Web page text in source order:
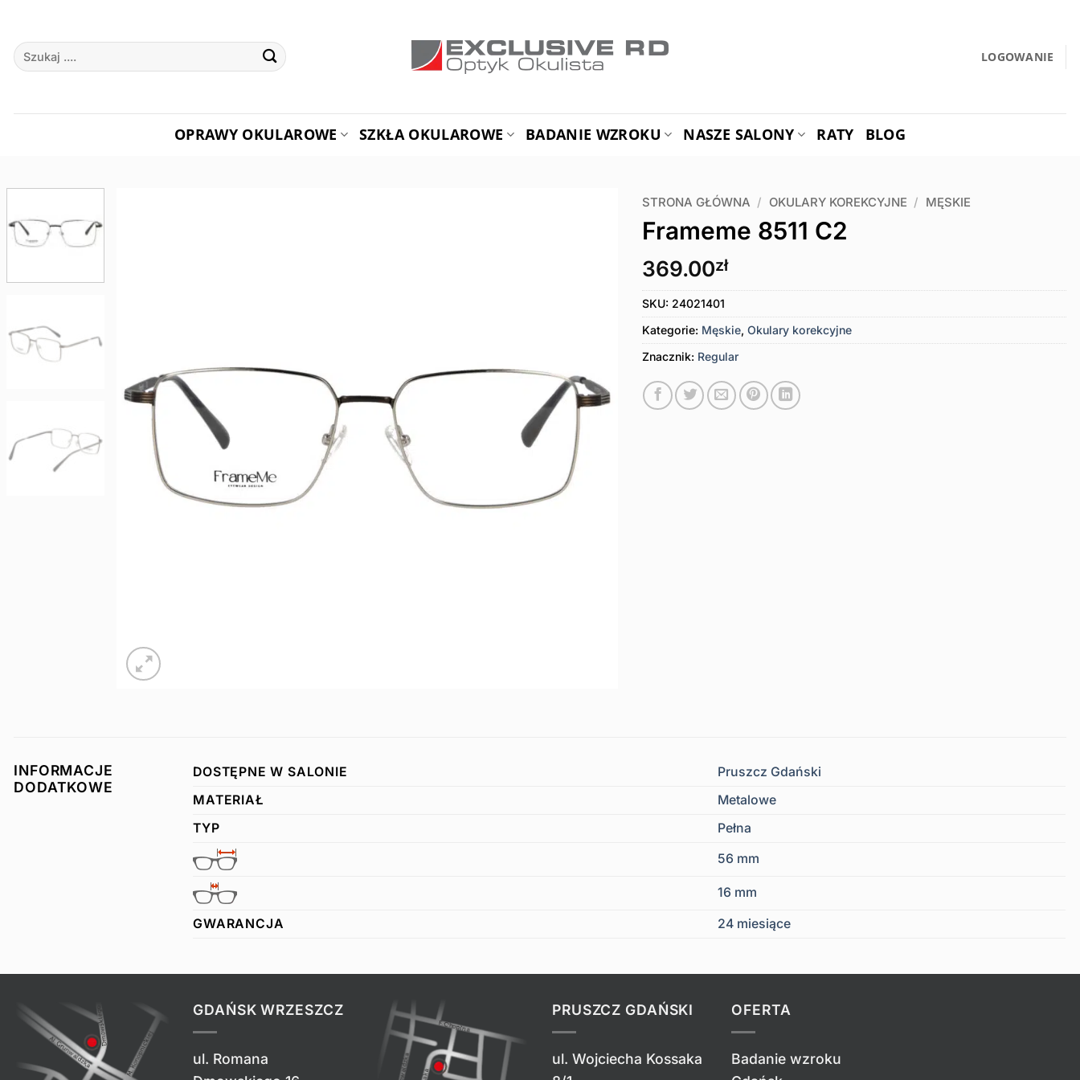
zawartości
Szukaj: LOGOWANIE
OPRAWY OKULAROWE SZKŁA OKULAROWE BADANIE WZROKU NASZE SALONY RATY BLOG
STRONA GŁÓWNA / OKULARY KOREKCYJNE / MĘSKIE
Frameme 8511 C2
369.00zł
SKU: 24021401
Kategorie: Męskie, Okulary korekcyjne
Znacznik: Regular
INFORMACJE
DODATKOWE
DOSTĘPNE W SALONIE
Pruszcz Gdański
MATERIAŁ
Metalowe
TYP
Pełna
56 mm
16 mm
GWARANCJA 24 miesiące
GDAŃSK WRZESZCZ
ul. Romana
PRUSZCZ GDAŃSKI
ul. Wojciecha Kossaka
OFERTA
Badanie wzroku